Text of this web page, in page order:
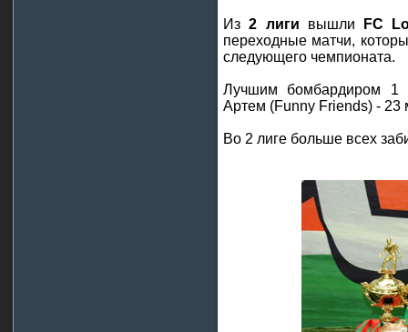
Из2 лиги вышли
FC
переходные матчи,
следующего чемпионата.
Лучшим бомбардиром 1
Артем (Funny Friends) - 23
Во 2 лиге больше всех